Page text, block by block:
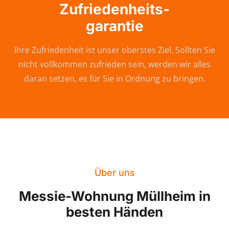
Zufriedenheits-
garantie
Ihre Zufriedenheit ist unser oberstes Ziel. Sollten Sie
nicht vollkommen zufrieden sein, werden wir alles
daran setzen, es für Sie in Ordnung zu bringen.
Über uns
Messie-Wohnung Müllheim in
besten Händen